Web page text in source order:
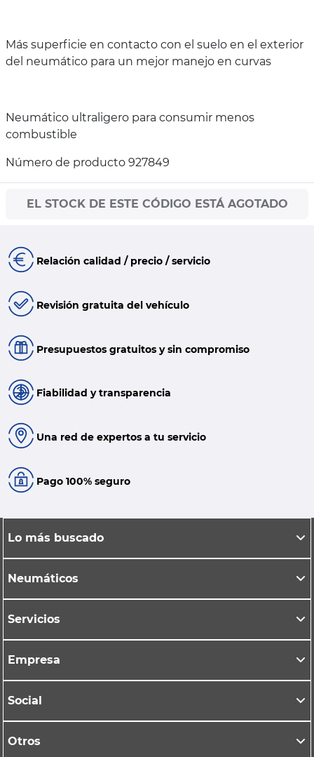
Más superficie en contacto con el suelo en el exterior
del neumático para un mejor manejo en curvas
Neumático ultraligero para consumir menos
combustible
Número de producto 927849
EL STOCK DE ESTE CÓDIGO ESTÁ AGOTADO
Relación calidad / precio / servicio
Revisión gratuita del vehículo
Presupuestos gratuitos y sin compromiso
Fiabilidad y transparencia
Una red de expertos a tu servicio
Pago 100% seguro
Lo más buscado
Neumáticos
Servicios
Empresa
Social
Otros